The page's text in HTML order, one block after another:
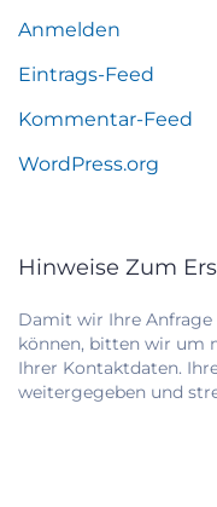
Anmelden
Eintrags-Feed
Kommentar-Feed
WordPress.org
Hinweise Zum
Damit wir Ihre
können, bitten wir um
Ihrer Kontaktdaten.
weitergegeben und